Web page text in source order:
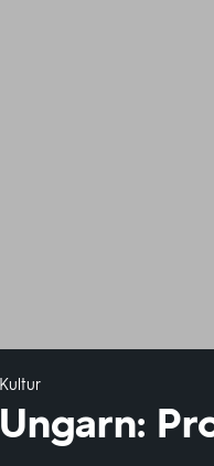
Kultur
Ungarn: